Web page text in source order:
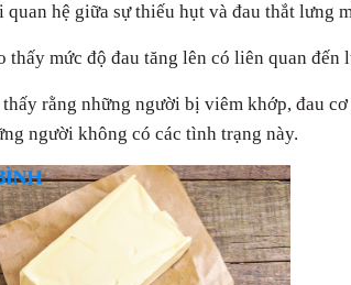
hệ giữa sự thiếu hụt và đau thắt lưng
mức độ đau tăng lên có liên quan đến
rằng những người bị viêm khớp, đau
người không có các tình trạng này.